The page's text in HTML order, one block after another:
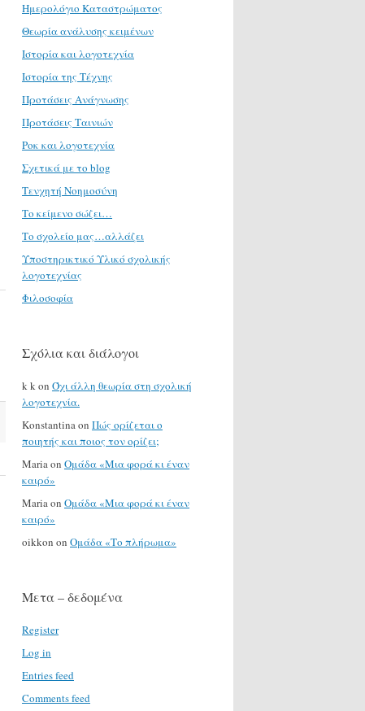
Ημερολόγιο Καταστρώματος
Θεωρία ανάλυσης κειμένων
Ιστορία και λογοτεχνία
Ιστορία της Τέχνης
Προτάσεις Ανάγνωσης
Προτάσεις Ταινιών
Ροκ και λογοτεχνία
Σχετικά με το blog
Τενχητή Νοημοσύνη
Το κείμενο σώζει…
Το σχολείο μας…αλλάζει
Υποστηρικτικό Υλικό σχολικής
λογοτεχνίας
Φιλοσοφία
Σχόλια και διάλογοι
k kon Όχι άλλη θεωρία στη σχολική
λογοτεχνία.
Konstantinaon Πώς ορίζεται ο
ποιητής και ποιος τον ορίζει;
Mariaon Ομάδα «Μια φορά κι έναν
καιρό»
Mariaon Ομάδα «Μια φορά κι έναν
καιρό»
oikkon on Ομάδα «Το πλήρωμα»
Μετα – δεδομένα
Register
Log in
Entries feed
Comments feed